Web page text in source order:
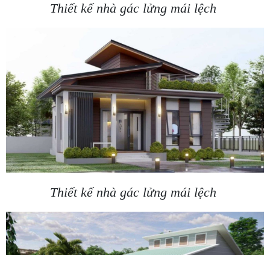
Thiết kế nhà gác lửng mái lệch
Thiết kế nhà gác lửng mái lệch